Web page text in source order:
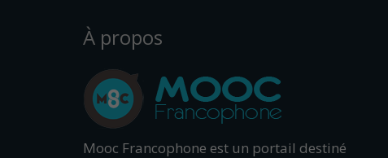
À propos
Mooc Francophone est un portail destiné